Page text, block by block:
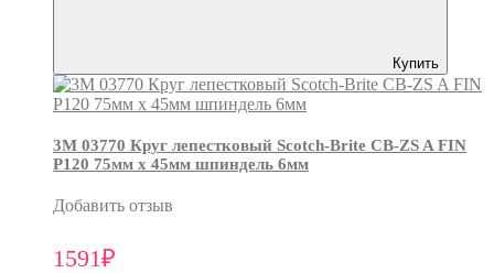
Купить
3М 03770 Круг лепестковый Scotch-Brite CB-ZS A FIN
P120 75мм х 45мм шпиндель 6мм
Добавить отзыв
1591₽